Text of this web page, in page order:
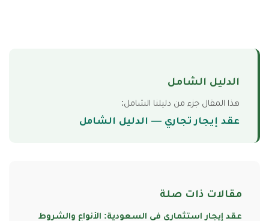
الدليل الشامل
هذا المقال جزء من دليلنا الشامل:
عقد إيجار تجاري — الدليل الشامل
مقالات ذات صلة
عقد إيجار استثماري في السعودية: الأنواع والشروط